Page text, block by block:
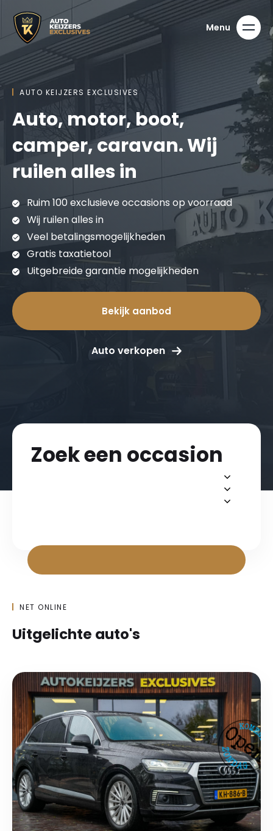
AUTO KEIJZERS EXCLUSIVES
Auto, motor, boot,
camper, caravan. Wij
ruilen alles in
Ruim 100 exclusieve occasions op voorraad
Wij ruilen alles in
Veel betalingsmogelijkheden
Gratis taxatietool
Uitgebreide garantie mogelijkheden
Bekijk aanbod
Auto verkopen
Zoek een occasion
NET ONLINE
Uitgelichte auto's